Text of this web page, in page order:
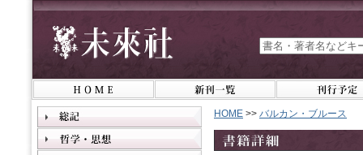
HOME >> バルカン・ブルース